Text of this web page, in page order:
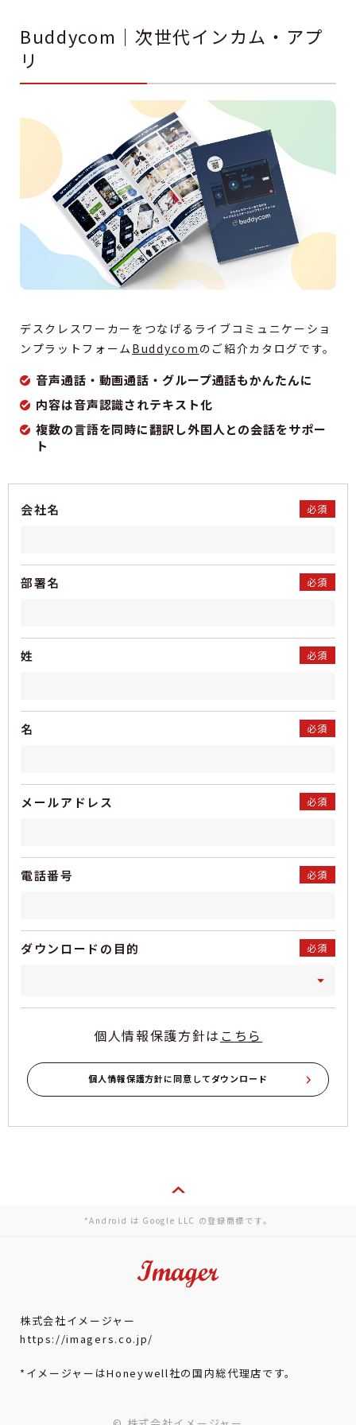
Buddycom｜次世代インカム・アプ
リ
デスクレスワーカーをつなげるライブコミュニケーショ
ンプラットフォーム Buddycom のご紹介カタログです。
音声通話・動画通話・グループ通話もかんたんに
内容は音声認識されテキスト化
複数の言語を同時に翻訳し外国人との会話をサポー
ト
*Android は Google LLC の登録商標です。
株式会社イメージャー
https://imagers.co.jp/
*イメージャーはHoneywell社の国内総代理店です。